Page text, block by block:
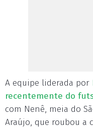
A equipe liderada por
recentemente do
com Nenê, meia do
Araújo, que roubou a